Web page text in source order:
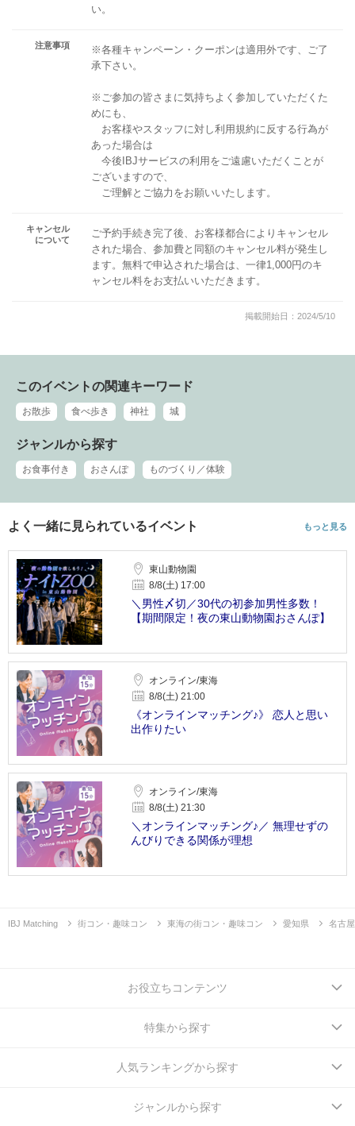
い。
注意事項
※各種キャンペーン・クーポンは適用外です、ご了
承下さい。
※ご参加の皆さまに気持ちよく参加していただくた
めにも、
お客様やスタッフに対し利用規約に反する行為が
あった場合は
今後IBJサービスの利用をご遠慮いただくことが
ございますので、
ご理解とご協力をお願いいたします。
キャンセル
について
ご予約手続き完了後、お客様都合によりキャンセル
された場合、参加費と同額のキャンセル料が発生し
ます。無料で申込された場合は、一律1,000円のキ
ャンセル料をお支払いいただきます。
掲載開始日：2024/5/10
このイベントの関連キーワード
お散歩 食べ歩き 神社 城
ジャンルから探す
お食事付き おさんぽ ものづくり／体験
よく一緒に見られているイベント もっと見る
東山動物園
8/8(土) 17:00
＼男性〆切／30代の初参加男性多数！
【期間限定！夜の東山動物園おさんぽ】
オンライン/東海
8/8(土) 21:00
《オンラインマッチング♪》 恋人と思い
出作りたい
オンライン/東海
8/8(土) 21:30
＼オンラインマッチング♪／ 無理せずの
んびりできる関係が理想
IBJ Matching 街コン・趣味コン 東海の街コン・趣味コン 愛知県 名古屋
お役立ちコンテンツ
特集から探す
人気ランキングから探す
ジャンルから探す